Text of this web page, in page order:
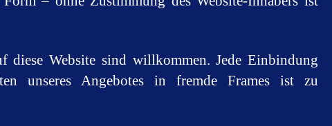
diese Website sind willkommen. Jede Einbindung
unseres Angebotes in fremde Frames ist zu